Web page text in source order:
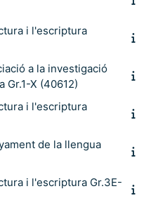
i l'escriptura
a la investigació
Gr.1-X (40612)
i l'escriptura
de la llengua
i l'escriptura Gr.3E-